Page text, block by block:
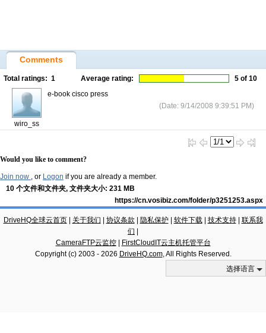
Comments
Total ratings: 1 Average rating: 5 of 10
wiro_ss
e-book cisco press
(Date: 9/14/2008 9:39:51 PM)
Would you like to comment?
Join now , or Logon if you are already a member.
10 个文件和文件夹, 文件夹大小: 231 MB
https://cn.vosibiz.com/folder/p3251253.aspx
DriveHQ全球云首页| 关于我们 协议条款 隐私保护| 软件下载| 技术支持| 联系我
们
CameraFTP云监控|
FirstCloudIT云主机托管平台
Copyright (c) 2003 - 2026 DriveHQ.com, All Rights Reserved.
选择语言